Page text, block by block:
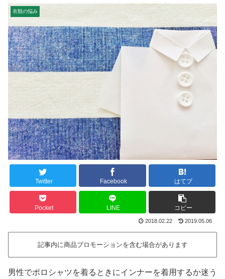
衣類の悩み
Twitter Facebook はてブ
Pocket LINE コピー
2018.02.22 2019.05.06
記事内に商品プロモーションを含む場合があります
男性でポロシャツを着るときにインナーを着用するか迷う